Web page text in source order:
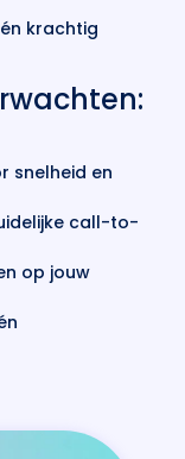
krachtig
snelheid en
call-to-
op jouw